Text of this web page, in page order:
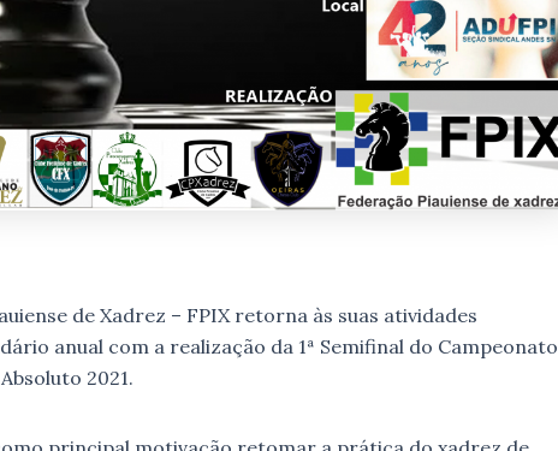
de Xadrez – FPIX retorna às suas atividades
anual com a realização da 1ª Semifinal do Campeonato
2021.